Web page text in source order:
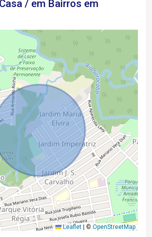
/ em Bairros em
Leaflet ©OpenStreetMap